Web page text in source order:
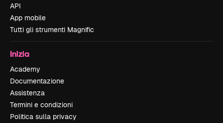
API
App mobile
Tutti gli strumenti Magnific
Inizia
Academy
Documentazione
Assistenza
Termini e condizioni
Politica sulla privacy